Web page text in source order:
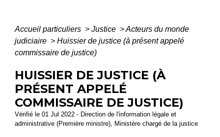
Accueil particuliers > Justice >Acteurs du monde
judiciaire > Huissier de justice (à présent appelé
commissaire de justice)
HUISSIER DE JUSTICE (À
PRÉSENT APPELÉ
COMMISSAIRE DE JUSTICE)
Vérifié le 01 Jul 2022 - Direction de l'information légale et
administrative (Première ministre), Ministère chargé de la justice